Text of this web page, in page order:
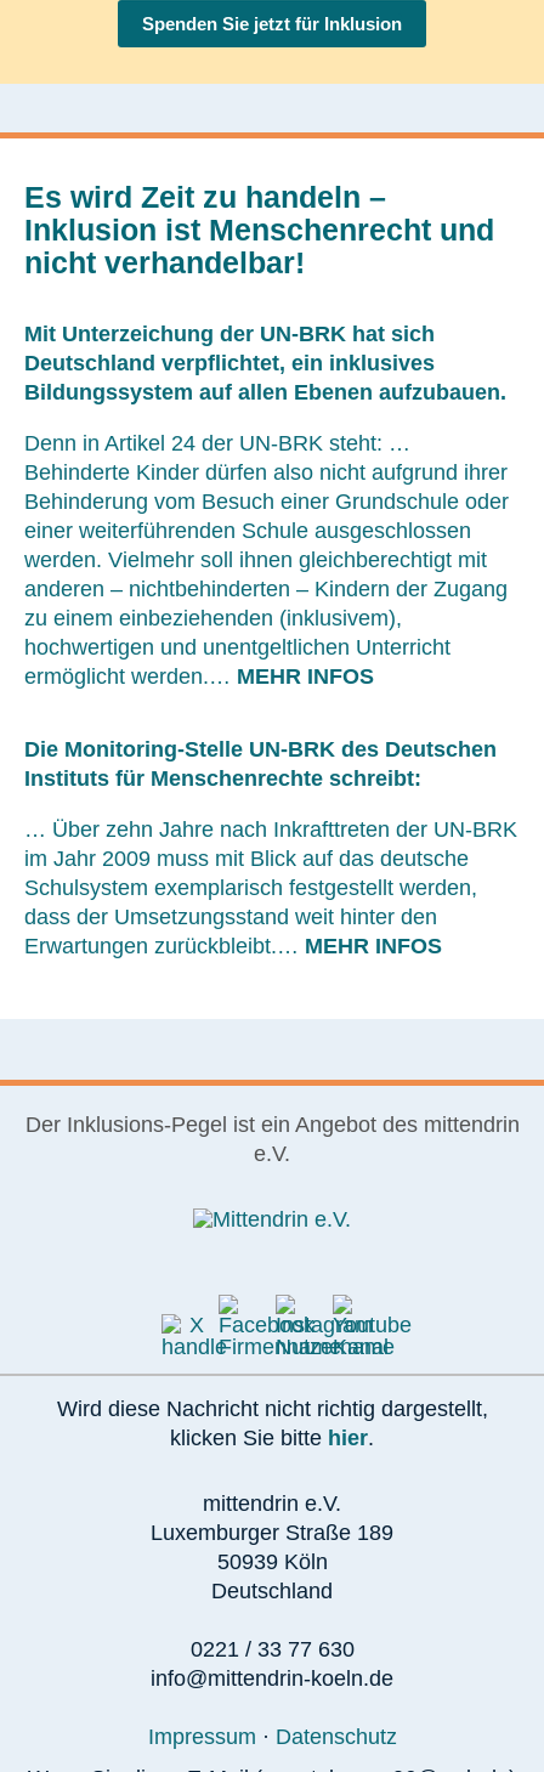
Spenden Sie jetzt für Inklusion
Es wird Zeit zu handeln –
Inklusion ist Menschenrecht und
nicht verhandelbar!
Mit Unterzeichung der UN-BRK hat sich
Deutschland verpflichtet, ein inklusives
Bildungssystem auf allen Ebenen aufzubauen.
Denn in Artikel 24 der UN-BRK steht: …
Behinderte Kinder dürfen also nicht aufgrund ihrer
Behinderung vom Besuch einer Grundschule oder
einer weiterführenden Schule ausgeschlossen
werden. Vielmehr soll ihnen gleichberechtigt mit
anderen – nichtbehinderten – Kindern der Zugang
zu einem einbeziehenden (inklusivem),
hochwertigen und unentgeltlichen Unterricht
ermöglicht werden.… MEHR INFOS
Die Monitoring-Stelle UN-BRK des Deutschen
Instituts für Menschenrechte schreibt:
… Über zehn Jahre nach Inkrafttreten der UN-BRK
im Jahr 2009 muss mit Blick auf das deutsche
Schulsystem exemplarisch festgestellt werden,
dass der Umsetzungsstand weit hinter den
Erwartungen zurückbleibt.… MEHR INFOS
Der Inklusions-Pegel ist ein Angebot des mittendrin
e.V.
Wird diese Nachricht nicht richtig dargestellt,
klicken Sie bitte hier.
mittendrin e.V.
Luxemburger Straße 189
50939 Köln
Deutschland
0221 / 33 77 630
info@mittendrin-koeln.de
Impressum · Datenschutz